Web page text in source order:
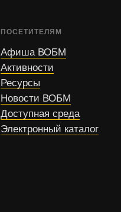
ПОСЕТИТЕЛЯМ
Афиша ВОБМ
Активности
Ресурсы
Новости ВОБМ
Доступная среда
Электронный каталог